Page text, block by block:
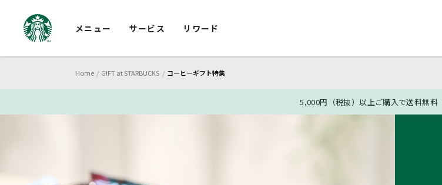
メニュー サービス リワード
Home GIFT at STARBUCKS コーヒーギフト特集
5,000円（税抜）以上ご購入で送料無料